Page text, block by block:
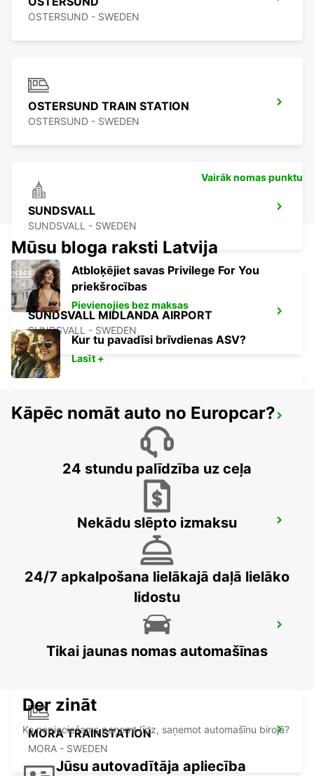
OSTERSUND - SWEDEN
OSTERSUND TRAIN STATION
OSTERSUND - SWEDEN
SUNDSVALL
SUNDSVALL - SWEDEN
SUNDSVALL MIDLANDA AIRPORT
SUNDSVALL - SWEDEN
SUNDSVALL TRAIN STATION
SCANDINAVIAN MOUNTAIN
SALEN - SWEDEN
MORA TRAINSTATION
MORA - SWEDEN
Vairāk nomas punktu
Mūsu bloga raksti Latvija
Atbloķējiet savas Privilege For You
priekšrocības
Pievienojies bez maksas
Kur tu pavadīsi brīvdienas ASV?
Lasīt +
Kāpēc nomāt auto no Europcar?
24 stundu palīdzība uz ceļa
Nekādu slēpto izmaksu
24/7 apkalpošana lielākajā daļā lielāko
lidostu
Tikai jaunas nomas automašīnas
Der zināt
Ko nepieciešams paņemt līdz, saņemot automašīnu birojā?
Jūsu autovadītāja apliecība